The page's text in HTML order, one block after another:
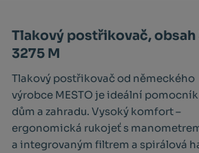
Tlakový postřikovač, obsah
3275 M
Tlakový postřikovač od německého
výrobce MESTO je ideální
dům a zahradu. Vysoký komfort –
ergonomická rukojeť s
a integrovaným filtrem a spirálová